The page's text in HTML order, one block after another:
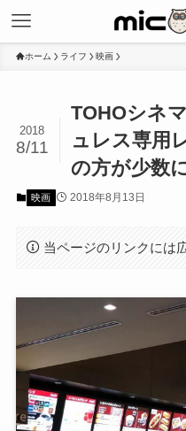
ホーム ライフ 映画
TOHOシネ
ュレス専用
の方が少数
2018
8/11
映画 2018年8月13日
当ページのリンクには